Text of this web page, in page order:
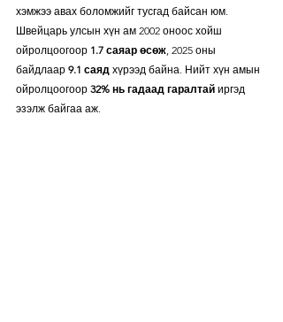
хэмжээ авах боломжийг тусгад байсан юм.
Швейцарь улсын хүн ам 2002 оноос хойш
ойролцоогоор 1.7 саяар өсөж, 2025 оны
байдлаар 9.1 саяд хүрээд байна. Нийт хүн амын
ойролцоогоор 32% нь гадаад гаралтай иргэд
эзэлж байгаа аж.